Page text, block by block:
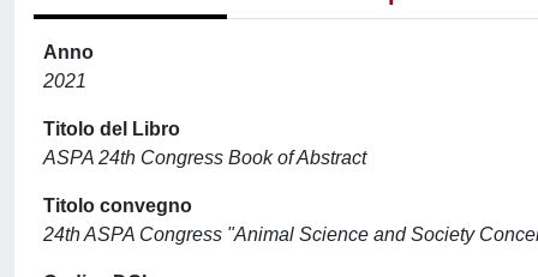
Anno
2021
Titolo del Libro
ASPA 24th Congress Book of Abstract
Titolo convegno
24th ASPA Congress "Animal Science and Society